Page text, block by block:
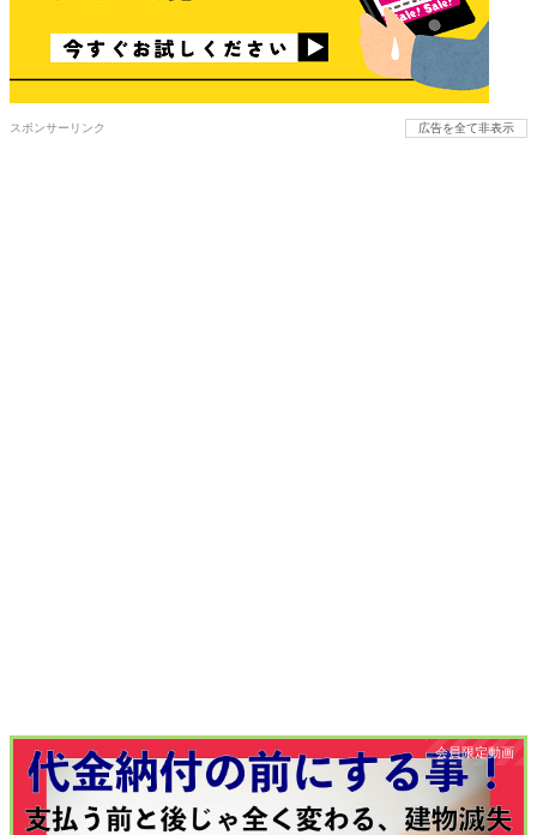
スポンサーリンク 広告を全て非表示